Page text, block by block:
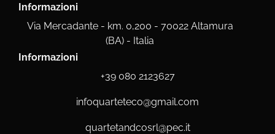
Informazioni
Via Mercadante - km. 0,200 - 70022 Altamura
(BA) - Italia
Informazioni
+39 080 2123627
infoquarteteco@gmail.com
quartetandcosrl@pec.it